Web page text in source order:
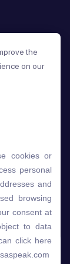
về phát
kỹ năng
dành
Premium
the
on our
cookies or
personal
and
browsing
consent at
to data
click here
the
on our
cookies or
personal
and
browsing
consent at
to data
click here